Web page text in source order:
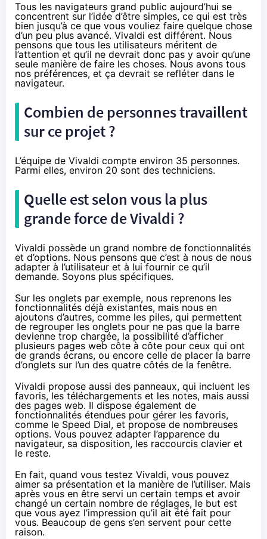
Tous les navigateurs grand public aujourd’hui se
concentrent sur l’idée d’être simples, ce qui est très
bien jusqu’à ce que vous vouliez faire quelque chose
d’un peu plus avancé. Vivaldi est différent. Nous
pensons que tous les utilisateurs méritent de
l’attention et qu’il ne devrait donc pas y avoir qu’une
seule manière de faire les choses. Nous avons tous
nos préférences, et ça devrait se refléter dans le
navigateur.
Combien de personnes travaillent
sur ce projet ?
L’équipe de Vivaldi compte environ 35 personnes.
Parmi elles, environ 20 sont des techniciens.
Quelle est selon vous la plus
grande force de Vivaldi ?
Vivaldi possède un grand nombre de fonctionnalités
et d’options. Nous pensons que c’est à nous de nous
adapter à l’utilisateur et à lui fournir ce qu’il
demande. Soyons plus spécifiques.
Sur les onglets par exemple, nous reprenons les
fonctionnalités déjà existantes, mais nous en
ajoutons d’autres, comme les piles, qui permettent
de regrouper les onglets pour ne pas que la barre
devienne trop chargée, la possibilité d’afficher
plusieurs pages web côte à côte pour ceux qui ont
de grands écrans, ou encore celle de placer la barre
d’onglets sur l’un des quatre côtés de la fenêtre.
Vivaldi propose aussi des panneaux, qui incluent les
favoris, les téléchargements et les notes, mais aussi
des pages web. Il dispose également de
fonctionnalités étendues pour gérer les favoris,
comme le Speed Dial, et propose de nombreuses
options. Vous pouvez adapter l’apparence du
navigateur, sa disposition, les raccourcis clavier et
le reste.
En fait, quand vous testez Vivaldi, vous pouvez
aimer sa présentation et la manière de l’utiliser. Mais
après vous en être servi un certain temps et avoir
changé un certain nombre de réglages, le but est
que vous ayez l’impression qu’il ait été fait pour
vous. Beaucoup de gens s’en servent pour cette
raison.